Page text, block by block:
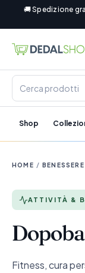
🚚 Spedizione
Shop
HOME / BENESSERE
ATTIVITÀ &
Fitness, cura